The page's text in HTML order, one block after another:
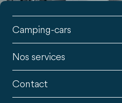
Camping-cars
Nos services
Contact